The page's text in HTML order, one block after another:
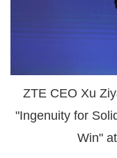
ZTE CEO Xu
"Ingenuity for
Win"